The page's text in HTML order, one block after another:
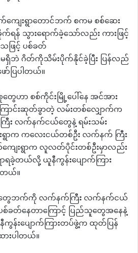
က်ကျေးရွာတောင်ဘက် စကမ စစ်ဆေး
န် သွားရောက်ခဲ့သော်လည်း ကားဖြင့်
ဖြင့် ပစ်ခတ်
မရှိဘဲ ဂိတ်ကိုသိမ်းပိုက်နိုင်ခဲ့ပြီး ပြန်လည်
ပြပါတယ်။
ဟာ စစ်ကိုင်းမြို့ပေါ်နေ အင်အား
ြောင်းဆုတ်ခွာတဲ့ လမ်းတစ်လျှောက်က
း လက်နက်ငယ်တွေနဲ့ ရမ်းသမ်း
းရွာက ကလေးငယ်တစ်ဦး လက်နက် ကြီး
ေးရွာက လူလတ်ပိုင်းတစ်ဦးမှာလည်း
ခဲ့တယ်လို့ ယူနီကွန်းပျောက်ကြား
ယ်။
ာတွေဘက်ကို လက်နက်ကြီး လက်နက်ငယ်
စ်ခတ်နေတာကြောင့် ပြည်သူတွေအနေနဲ့
န်းပျောက်ကြားတပ်ဖွဲ့က ထုတ်ပြန်
းပါတယ်။